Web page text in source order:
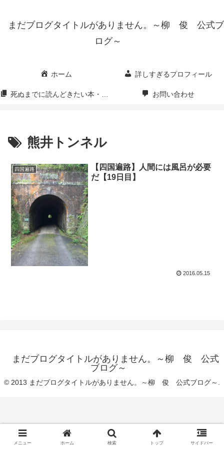
まだブログタイトルがありません。～柳 俊 公式ブ
ログ～
ホーム 詳しすぎるプロフィール
死ぬまでに読んどきたい本・映画・漫画 お問い合わせ
熊井トンネル
四国遍路
【四国遍路】人間には風呂が必要
だ【19日目】
2016.05.15
まだブログタイトルがありません。～柳 俊 公式
ブログ～
© 2013 まだブログタイトルがありません。～柳 俊 公式ブログ～.
メニュー ホーム 検索 トップ サイドバー